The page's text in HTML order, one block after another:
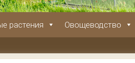
растения Овощеводство